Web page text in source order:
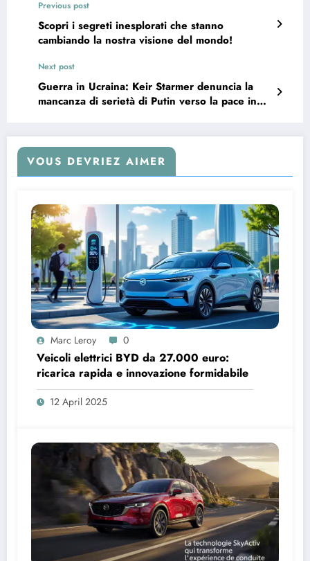
Previous post
Scopri i segreti inesplorati che stanno
cambiando la nostra visione del mondo!
Next post
Guerra in Ucraina: Keir Starmer denuncia la
mancanza di serietà di Putin verso la pace in
VOUS DEVRIEZ AIMER
Marc Leroy 0
Veicoli elettrici BYD da 27.000 euro:
ricarica rapida e innovazione formidabile
12 April 2025